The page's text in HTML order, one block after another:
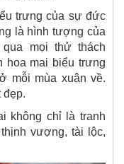
trưng của sự đức
là hình tượng của
mọi thử thách
hoa mai biểu trưng
mỗi mùa xuân về.
đẹp.
không chỉ là tranh
vượng, tài lộc,